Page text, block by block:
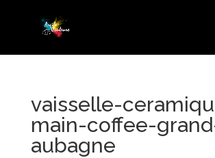
vaisselle-
main-coffee-
aubagne